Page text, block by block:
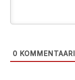
0 KOMMENTAARI